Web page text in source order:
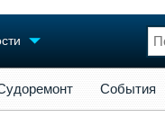
Конференции
События